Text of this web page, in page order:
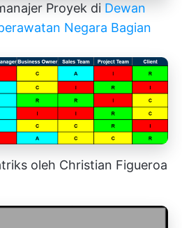
Proyek di Dewan
Negara Bagian
oleh Christian Figueroa